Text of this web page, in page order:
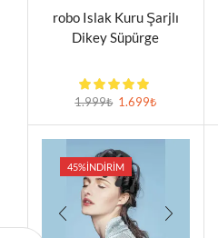
robo Islak Kuru Şarjlı
Dikey Süpürge
1.999₺ 1.699₺
45%İNDIRIM